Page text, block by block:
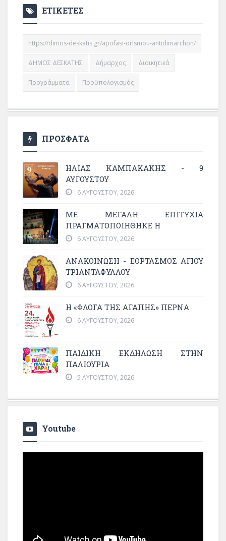
ΕΤΙΚΕΤΕΣ
https://dimos-deskatis.gr/apofasi-orismou-antidimarchon/
ΔΗΜΟΣ ΔΕΣΚΑΤΗΣ Δήμαρχος Διοικητικά
Προγράμματα Προϋπολογισμός
ΠΡΟΣΦΑΤΑ
ΗΛΙΑΣ ΚΑΜΠΑΚΑΚΗΣ - 9
ΑΥΓΟΥΣΤΟΥ
6 ΑΥΓΟΎΣΤΟΥ, 2026
ΜΕ ΜΕΓΆΛΗ ΕΠΙΤΥΧΊΑ
ΠΡΑΓΜΑΤΟΠΟΙΉΘΗΚΕ Η
6 ΑΥΓΟΎΣΤΟΥ, 2026
ΑΝΑΚΟΙΝΩΣΗ - ΕΟΡΤΑΣΜΟΣ ΑΓΙΟΥ
ΤΡΙΑΝΤΑΦΥΛΛΟΥ
6 ΑΥΓΟΎΣΤΟΥ, 2026
Η «ΦΛΌΓΑ ΤΗΣ ΑΓΆΠΗΣ» ΠΕΡΝΆ
6 ΑΥΓΟΎΣΤΟΥ, 2026
ΠΑΙΔΙΚΗ ΕΚΔΗΛΩΣΗ ΣΤΗΝ
ΠΑΛΙΟΥΡΙΑ
5 ΑΥΓΟΎΣΤΟΥ, 2026
Youtube